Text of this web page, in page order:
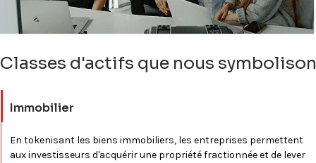
Classes d'actifs que nous
Immobilier
En tokenisant les biens immobiliers, les entreprises permettent
aux investisseurs d'acquérir une propriété fractionnée et de lever